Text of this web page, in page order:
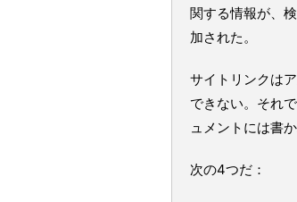
関する情報が、
加された。
サイトリンクは
できない。それ
ュメントには書か
次の4つだ：